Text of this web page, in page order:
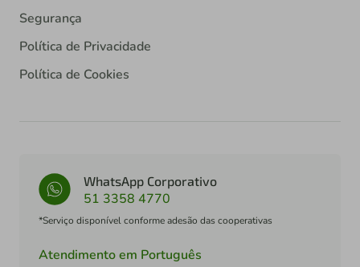
Segurança
Política de Privacidade
Política de Cookies
WhatsApp Corporativo
51 3358 4770
*Serviço disponível conforme adesão das cooperativas
Atendimento em Português